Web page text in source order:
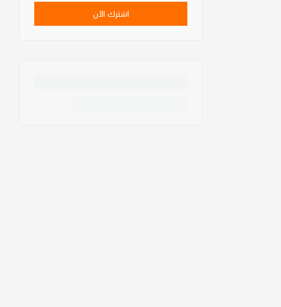
اشترك الآن